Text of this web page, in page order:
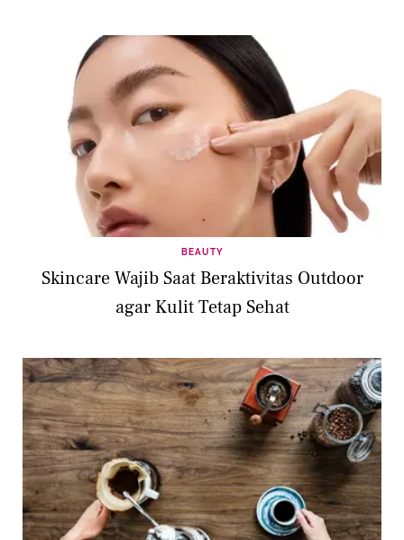
BEAUTY
Skincare Wajib Saat Beraktivitas Outdoor
agar Kulit Tetap Sehat